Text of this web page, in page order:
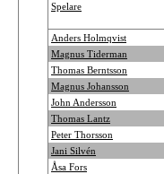
Spelare
Anders Holmqvist
Magnus Tiderman
Thomas Berntsson
Magnus Johansson
John Andersson
Thomas Lantz
Peter Thorsson
Jani Silvén
Åsa Fors